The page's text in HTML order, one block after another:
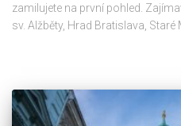
zamilujete na první pohled.
sv. Alžběty, Hrad Bratislava, Staré